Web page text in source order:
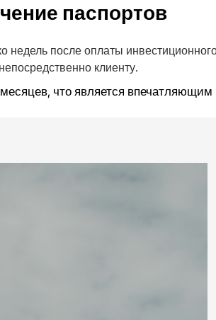
паспортов
недель после оплаты
клиенту.
что является впечатляющим